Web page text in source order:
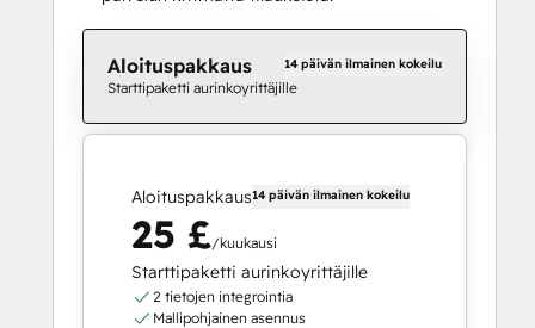
Aloituspakkaus 14 päivän ilmainen kokeilu
Starttipaketti aurinkoyrittäjille
Aloituspakkaus14 päivän ilmainen kokeilu
25 £/kuukausi
Starttipaketti aurinkoyrittäjille
2 tietojen integrointia
Mallipohjainen asennus